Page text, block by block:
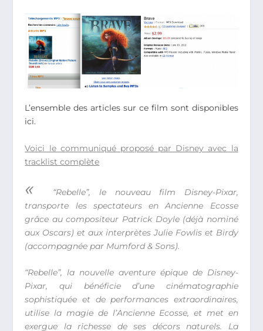
L’ensemble des articles sur ce film sont disponibles
ici.
Voici le communiqué proposé par Disney avec la
tracklist complète
«
“Rebelle”, le nouveau film Disney-Pixar,
transporte les spectateurs en Ancienne Ecosse
grâce au compositeur Patrick Doyle (déjà nominé
aux Oscars) et aux interprètes Julie Fowlis et Birdy
(accompagnée par Mumford & Sons).
“Rebelle”, la nouvelle aventure épique de Disney-
Pixar, qui bénéficie d’une cinématographie
sophistiquée et de performances extraordinaires,
utilise la magie de l’Ancienne Ecosse, et met en
exergue la richesse de ses décors naturels. La